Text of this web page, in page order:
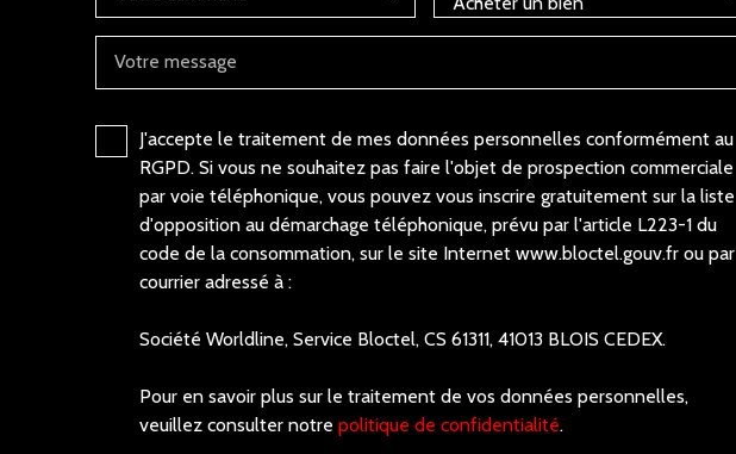
Votre message
J'accepte le traitement de mes données personnelles conformément au
RGPD. Si vous ne souhaitez pas faire l'objet de prospection commerciale
par voie téléphonique, vous pouvez vous inscrire gratuitement sur la liste
d'opposition au démarchage téléphonique, prévu par l'article L223-1 du
code de la consommation, sur le site Internet www.bloctel.gouv.fr ou par
courrier adressé à :
Société Worldline, Service Bloctel, CS 61311, 41013 BLOIS CEDEX.
Pour en savoir plus sur le traitement de vos données personnelles,
veuillez consulter notre politique de confidentialité.